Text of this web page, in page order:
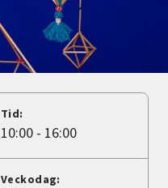
Tid:
10:00 - 16:00
Veckodag: